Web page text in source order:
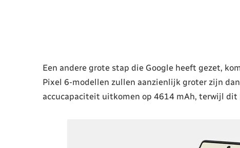
Een andere grote stap die Google heeft gezet,
Pixel 6-modellen zullen aanzienlijk groter zijn
accucapaciteit uitkomen op 4614 mAh, terwijl